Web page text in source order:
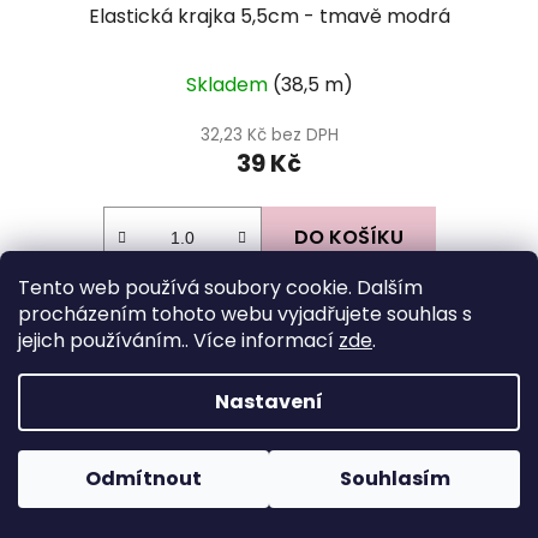
Tento web používá soubory cookie. Dalším
procházením tohoto webu vyjadřujete souhlas s
jejich používáním.. Více informací zde.
Nastavení
Odmítnout Souhlasím
Elastická krajka 5,5cm - tmavě modrá
Skladem (38,5 m)
32,23 Kč bez DPH
39 Kč
DO KOŠÍKU
á
a
Facebook
Instagram